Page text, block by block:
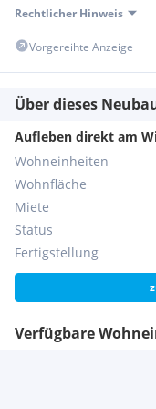
Haustüre runden
Nebenkosten
4
Immobilienangebote
Legen Sie jetzt Ihren
folgendem Link an.
exklusiv vorab zu.
Rechtlicher Hinweis
Vorgereihte Anzeige
Verfügbare
Über dieses
Aufleben direkt am
Wohneinheiten
Wohnfläche
Miete
Status
Fertigstellung